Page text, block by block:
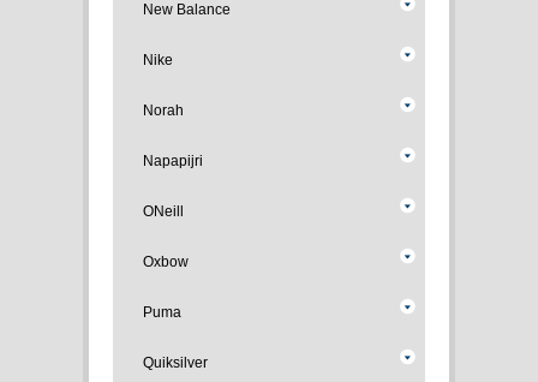
New Balance
Nike
Norah
Napapijri
ONeill
Oxbow
Puma
Quiksilver